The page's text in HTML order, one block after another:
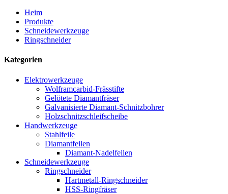
Heim
Produkte
Schneidewerkzeuge
Ringschneider
Kategorien
Elektrowerkzeuge
Wolframcarbid-Frässtifte
Gelötete Diamantfräser
Galvanisierte Diamant-Schnitzbohrer
Holzschnitzschleifscheibe
Handwerkzeuge
Stahlfeile
Diamantfeilen
Diamant-Nadelfeilen
Schneidewerkzeuge
Ringschneider
Hartmetall-Ringschneider
HSS-Ringfräser